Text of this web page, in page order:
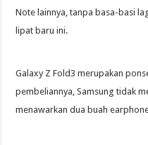
Note lainnya, tanpa basa-basi
lipat baru ini.
Galaxy Z Fold3 merupakan
pembeliannya, Samsung tidak
menawarkan dua buah